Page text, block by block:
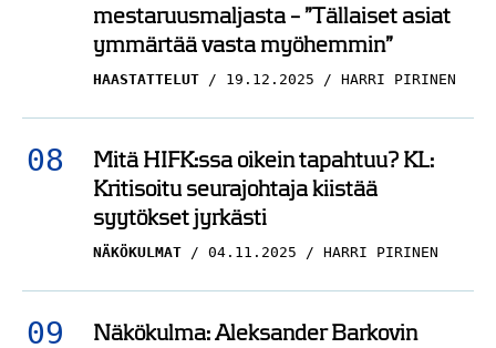
mestaruusmaljasta – ”Tällaiset asiat
ymmärtää vasta myöhemmin”
HAASTATTELUT 19.12.2025 HARRI PIRINEN
Mitä HIFK:ssa oikein tapahtuu? KL:
Kritisoitu seurajohtaja kiistää
syytökset jyrkästi
NÄKÖKULMAT 04.11.2025 HARRI PIRINEN
Näkökulma: Aleksander Barkovin